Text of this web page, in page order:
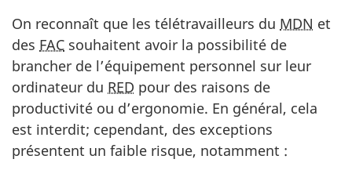
On reconnaît que les télétravailleurs du MDN et
des FAC souhaitent avoir la possibilité de
brancher de l’équipement personnel sur leur
ordinateur du RED pour des raisons de
productivité ou d’ergonomie. En général, cela
est interdit; cependant, des exceptions
présentent un faible risque, notamment :